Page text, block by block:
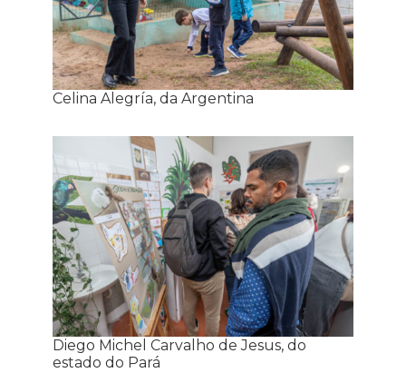
Celina Alegría, da Argentina
Diego Michel Carvalho de Jesus, do
estado do Pará